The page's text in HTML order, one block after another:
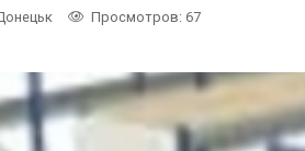
Просмотров: 67